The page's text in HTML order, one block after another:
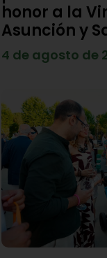
honor a la
Asunción y
4 de agosto de